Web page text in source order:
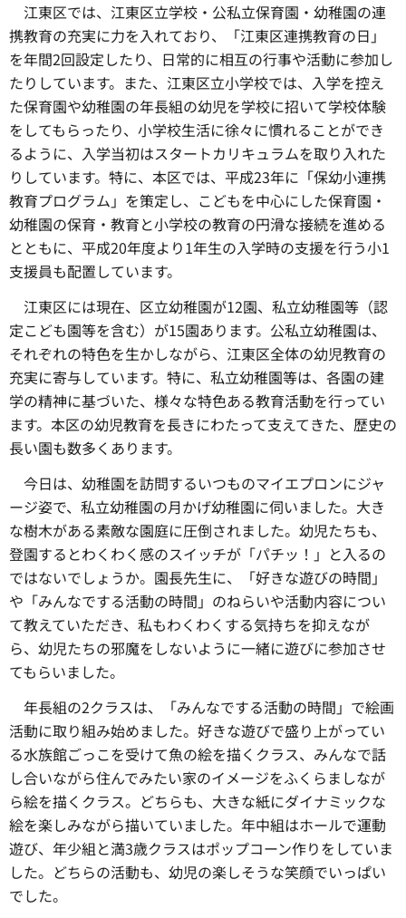
江東区では、 江東区立学校・公私立保育園・幼稚園の連
携教育の充実に力を入れており、「江東区連携教育の日」
を年間2回設定したり、日常的に相互の行事や活動に参加し
たりしています。また、江東区立小学校では、入学を控え
た保育園や幼稚園の年長組の幼児を学校に招いて学校体験
をしてもらったり、小学校生活に徐々に慣れることができ
るように、入学当初はスタートカリキュラムを取り入れた
りしています。特に、本区では、平成23年に「保幼小連携
教育プログラム」を策定し、こどもを中心にした保育園・
幼稚園の保育・教育と小学校の教育の円滑な接続を進める
とともに、平成20年度より1年生の入学時の支援を行う小1
支援員も配置しています。
江東区には現在、 区立幼稚園が12園、私立幼稚園等（認
定こども園等を含む）が15園あります。公私立幼稚園は、
それぞれの特色を生かしながら、江東区全体の幼児教育の
充実に寄与しています。特に、私立幼稚園等は、各園の建
学の精神に基づいた、様々な特色ある教育活動を行ってい
ます。本区の幼児教育を長きにわたって支えてきた、歴史の
長い園も数多くあります。
今日は、 幼稚園を訪問するいつものマイエプロンにジャ
ージ姿で、私立幼稚園の月かげ幼稚園に伺いました。大き
な樹木がある素敵な園庭に圧倒されました。幼児たちも、
登園するとわくわく感のスイッチが「パチッ！」と入るの
ではないでしょうか。園長先生に、「好きな遊びの時間」
や「みんなでする活動の時間」のねらいや活動内容につい
て教えていただき、私もわくわくする気持ちを抑えなが
ら、幼児たちの邪魔をしないように一緒に遊びに参加させ
てもらいました。
年長組の2クラスは、
「みんなでする活動の時間」で絵画
活動に取り組み始めました。好きな遊びで盛り上がってい
る水族館ごっこを受けて魚の絵を描くクラス、みんなで話
し合いながら住んでみたい家のイメージをふくらましなが
ら絵を描くクラス。どちらも、大きな紙にダイナミックな
絵を楽しみながら描いていました。年中組はホールで運動
遊び、年少組と満3歳クラスはポップコーン作りをしていま
した。どちらの活動も、幼児の楽しそうな笑顔でいっぱい
でした。